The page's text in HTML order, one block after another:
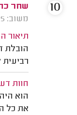
שחר
משוב: 06/11/2025
תיאור
הובלת
חוות
הוא
את כל
10